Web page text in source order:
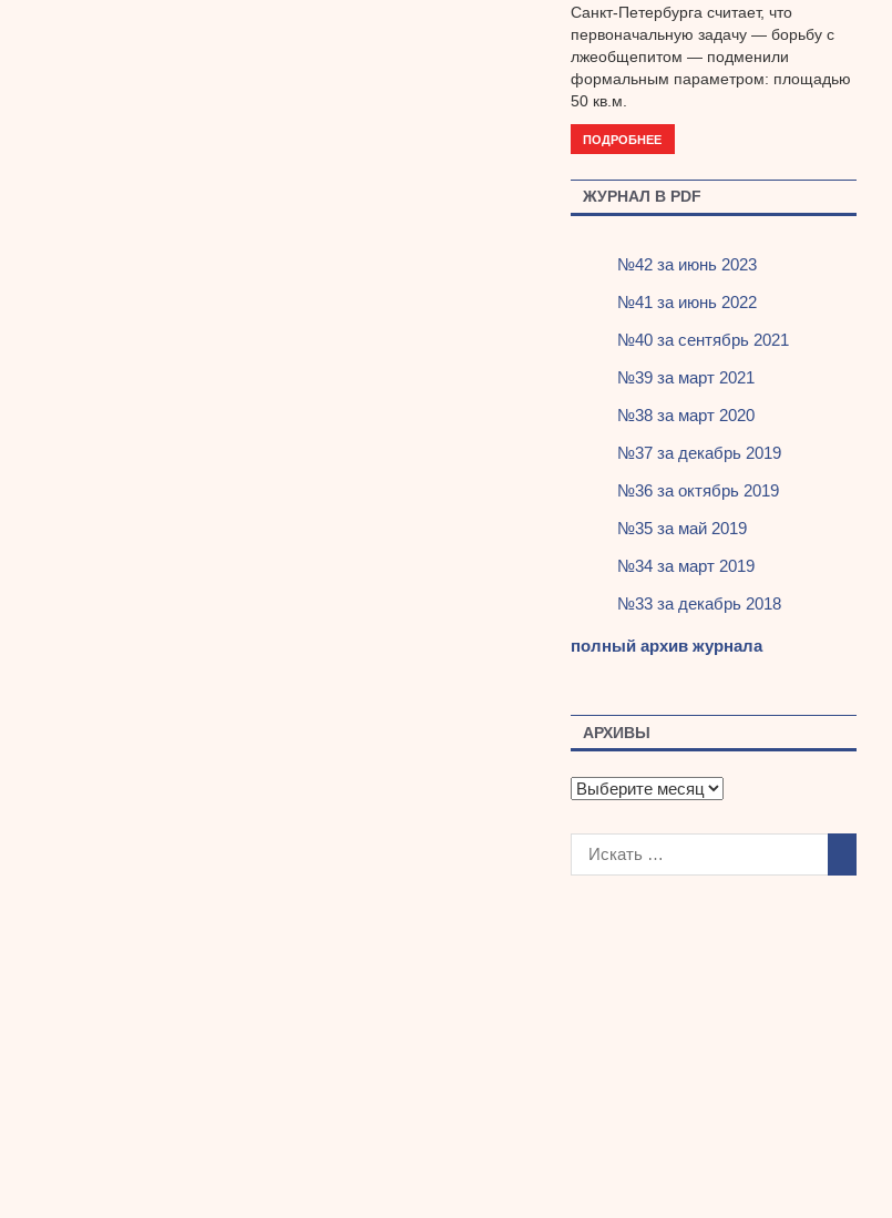
Санкт-Петербурга считает, что
первоначальную задачу — борьбу с
лжеобщепитом — подменили
формальным параметром: площадью
50 кв.м.
ПОДРОБНЕЕ
ЖУРНАЛ В PDF
№42 за июнь 2023
№41 за июнь 2022
№40 за сентябрь 2021
№39 за март 2021
№38 за март 2020
№37 за декабрь 2019
№36 за октябрь 2019
№35 за май 2019
№34 за март 2019
№33 за декабрь 2018
полный архив журнала
АРХИВЫ
А
х
в